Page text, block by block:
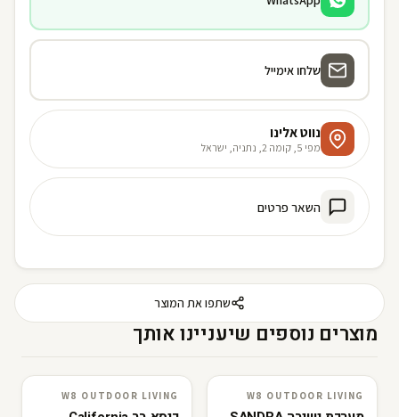
שלחו אימייל
נווט אלינו
מפי 5, קומה 2, נתניה, ישראל
השאר פרטים
שתפו את המוצר
מוצרים נוספים שיעניינו אותך
3D · AR
W8 outdoor living
W8 OUTDOOR LIVING
3D · AR
W8 outdoor living
W8 OUTDOOR LIVING